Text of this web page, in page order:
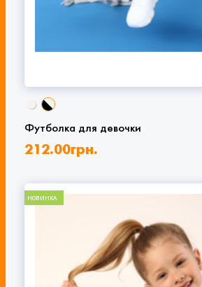
Футболка для девочки
212.00грн.
НОВИНКА